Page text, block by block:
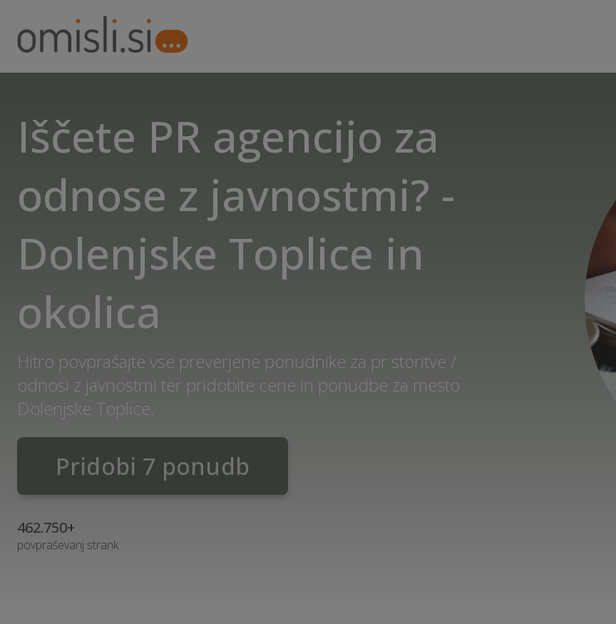
Iščete PR agencijo za
odnose z javnostmi? -
Dolenjske Toplice in
okolica
Hitro povprašajte vse preverjene ponudnike za pr storitve /
odnosi z javnostmi ter pridobite cene in ponudbe za mesto
Dolenjske Toplice.
Pridobi 7 ponudb
462.750+
povpraševanj strank